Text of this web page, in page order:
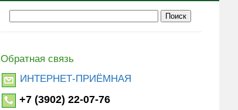
Обратная связь
ИНТЕРНЕТ-ПРИЁМНАЯ
+7 (3902) 22-07-76